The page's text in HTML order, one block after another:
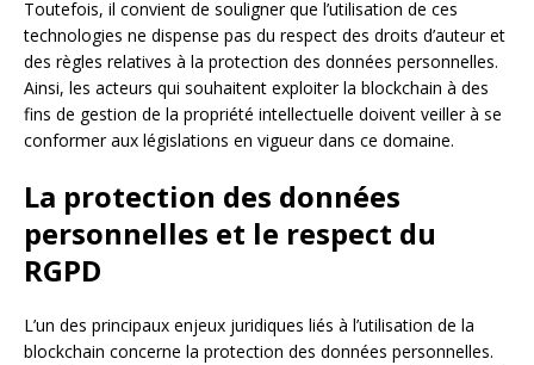
Toutefois, il convient de souligner que l’utilisation de ces
technologies ne dispense pas du respect des droits d’auteur et
des règles relatives à la protection des données personnelles.
Ainsi, les acteurs qui souhaitent exploiter la blockchain à des
fins de gestion de la propriété intellectuelle doivent veiller à se
conformer aux législations en vigueur dans ce domaine.
La protection des données
personnelles et le respect du
RGPD
L’un des principaux enjeux juridiques liés à l’utilisation de la
blockchain concerne la protection des données personnelles.